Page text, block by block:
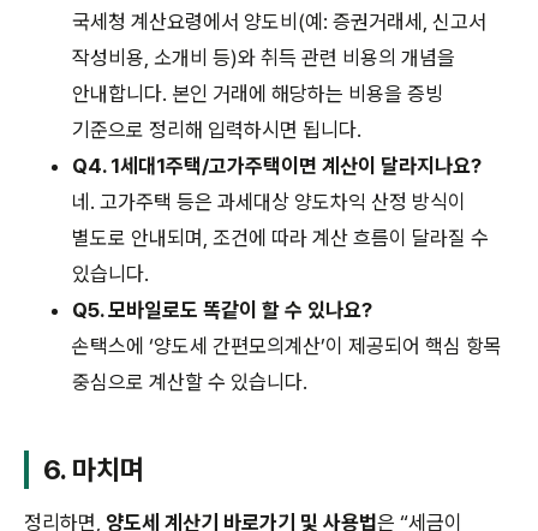
국세청 계산요령에서 양도비(예: 증권거래세, 신고서
작성비용, 소개비 등)와 취득 관련 비용의 개념을
안내합니다. 본인 거래에 해당하는 비용을 증빙
기준으로 정리해 입력하시면 됩니다.
Q4. 1세대1주택/고가주택이면 계산이 달라지나요?
네. 고가주택 등은 과세대상 양도차익 산정 방식이
별도로 안내되며, 조건에 따라 계산 흐름이 달라질 수
있습니다.
Q5. 모바일로도 똑같이 할 수 있나요?
손택스에 ‘양도세 간편모의계산’이 제공되어 핵심 항목
중심으로 계산할 수 있습니다.
6. 마치며
정리하면, 양도세 계산기 바로가기 및 사용법은 “세금이